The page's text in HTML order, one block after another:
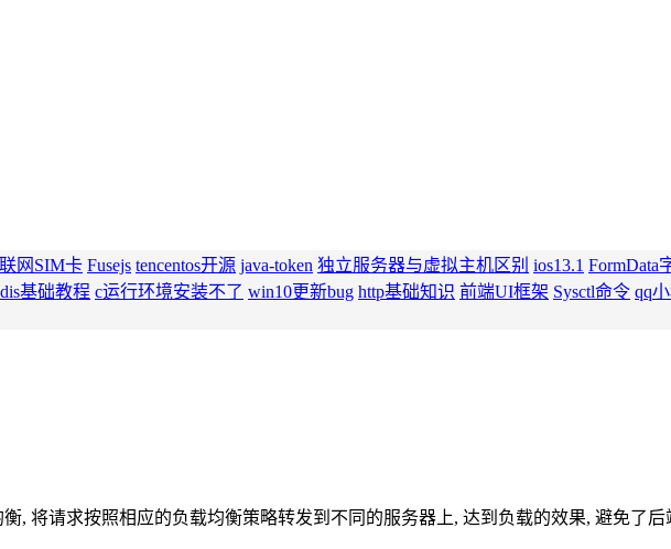
网SIM卡 Fusejs tencentos开源 java-token 独立服务器与虚拟主机区别 ios13.1 FormData
基础教程 c运行环境安装不了 win10更新bug http基础知识 前端UI框架 Sysctl命令 qq
, 将请求按照相应的负载均衡策略转发到不同的服务器上, 达到负载的效果, 避免了